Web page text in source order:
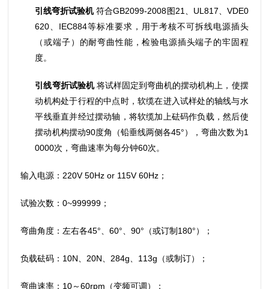
引线弯折试验机 符合GB2099-2008图21、UL817、VDE0
620、IEC884等标准要求，用于考核不可拆线电源插头
（或端子）的耐弯曲性能，检验电源插头端子的牢固程
度。
引线弯折试验机将试样固定到弯曲机的摆动机构上，使摆
动机构处于行程的中点时，软缆在进入试样处的轴线与水
平线垂直并经过摆动轴，将软缆加上砝码作负载，然后使
摆动机构摆动90度角（铅垂线两侧各45°），弯曲次数为1
0000次，弯曲速率为每分钟60次。
输入电源：220V 50Hz or 115V 60Hz；
试验次数：0~999999；
弯曲角度：左右各45°、60°、90°（或订制180°）；
负载砝码：10N、20N、284g、113g（或制订）；
弯曲速率：10～60rpm（变频可调）；